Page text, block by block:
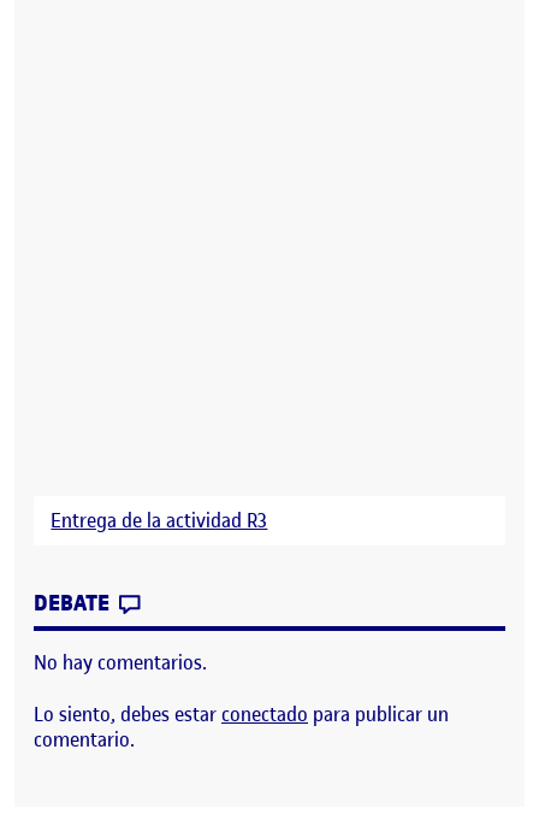
Entrega de la actividad R3
DEBATE
No hay comentarios.
Lo siento, debes estarconectado para publicar un
comentario.